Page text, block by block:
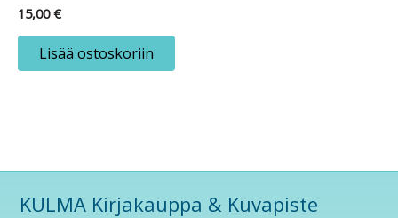
15,00€
Lisää ostoskoriin
KULMA Kirjakauppa & Kuvapiste